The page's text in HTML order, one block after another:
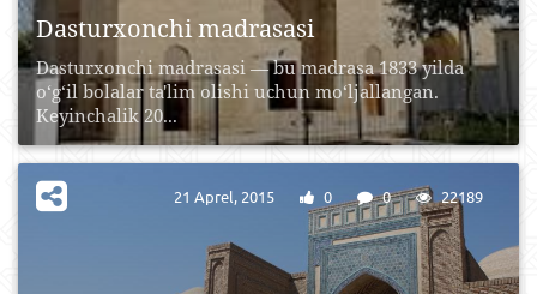
Dasturxonchi madrasasi
Dasturxonchi madrasasi — bu madrasa 1833 yilda
o‘g‘il bolalar ta'lim olishi uchun mo‘ljallangan.
Keyinchalik 20...
21 Aprel, 2015 0 0 22189